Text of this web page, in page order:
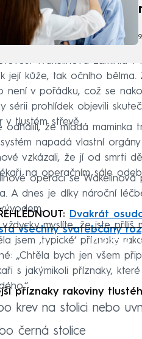
Wakelinová zamířila v
její kůže, tak očního
není v pořádku, což se
sérii prohlídek objevili
v tlustém střevě.
odhalili, že mladá maminka
napadá vlastní
vzkázali, že jí od smrti
na operačním sále
operaci se
A dnes je díky nároční
Dvakrát
všechny svatebčany
Failed
myslíte, že jste
jsem ‚typické‘ příznaky
„Chtěla bych jen všem
s jakýmikoli příznaky,
příznaky rakoviny
krev na stolici nebo
černá stolice